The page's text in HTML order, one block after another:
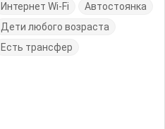
Интернет Wi-Fi
Автостоянка
Дети любого возраста
Есть трансфер